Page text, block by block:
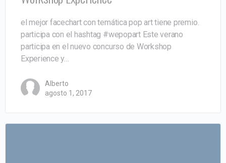
el mejor facechart con temática pop art tiene premio.
participa con el hashtag #wepopart Este verano
participa en el nuevo concurso de Workshop
Experience y…
Alberto
agosto 1, 2017